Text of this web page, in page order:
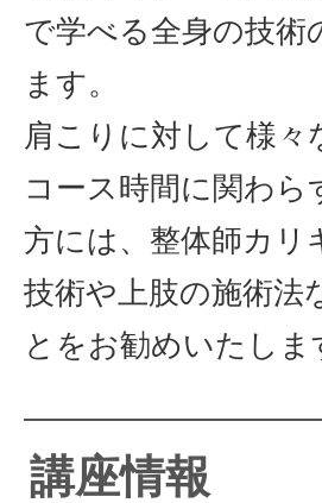
で学べる全身の技術
ます。
肩こりに対して様
コース時間に関わ
方には、整体師カリ
技術や上肢の施術法
とをお勧めいたしま
講座情報